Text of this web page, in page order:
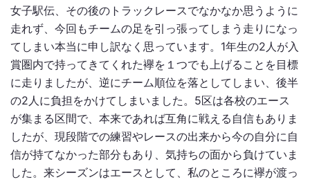
女子駅伝、その後のトラックレースでなかなか思うように
走れず、今回もチームの足を引っ張ってしまう走りになっ
てしまい本当に申し訳なく思っています。1年生の2人が入
賞圏内で持ってきてくれた襷を１つでも上げることを目標
に走りましたが、逆にチーム順位を落としてしまい、後半
の2人に負担をかけてしまいました。5区は各校のエース
が集まる区間で、本来であれば互角に戦える自信もありま
したが、現段階での練習やレースの出来から今の自分に自
信が持てなかった部分もあり、気持ちの面から負けていま
した。来シーズンはエースとして、私のところに襷が渡っ